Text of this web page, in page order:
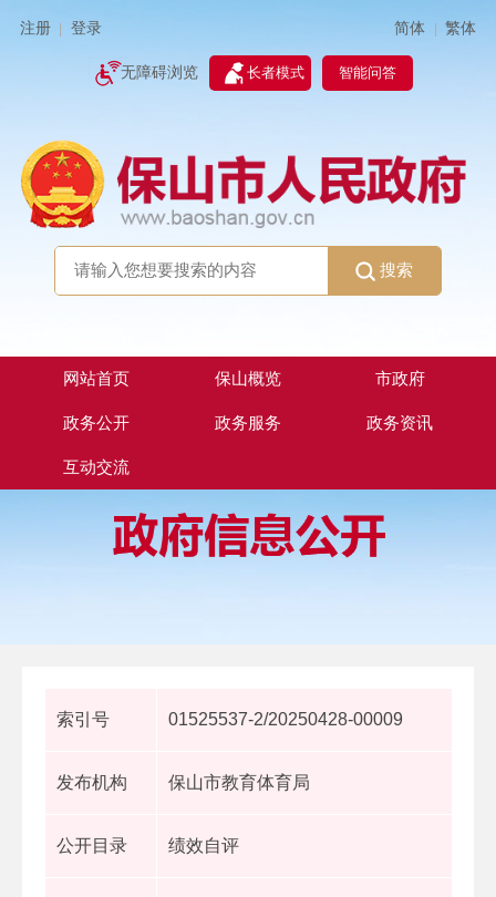
注册 登录 简体 | 繁体
无障碍浏览 长者模式 智能问答
搜索
网站首页 保山概览 市政府
政务公开 政务服务 政务资讯
互动交流
索引号 01525537-2/20250428-00009
发布机构 保山市教育体育局
公开目录 绩效自评